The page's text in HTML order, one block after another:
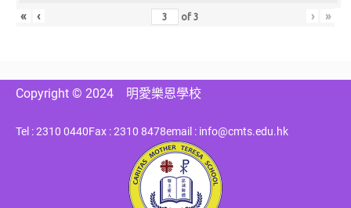
« ‹ of3 › »
Copyright © 2024 明愛樂恩學校
Tel : 2310 0440Fax : 2310 8478email : info@cmts.edu.hk